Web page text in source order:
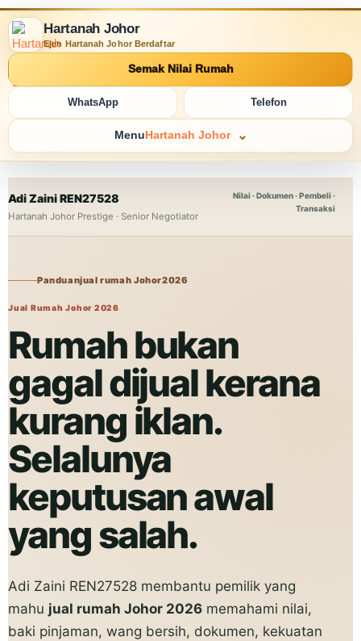
Hartanah Johor
Ejen Hartanah Johor Berdaftar
Semak Nilai Rumah
WhatsApp Telefon
Menu Hartanah Johor
Adi Zaini REN27528
Hartanah Johor Prestige · Senior Negotiator
Nilai · Dokumen · Pembeli ·
Transaksi
Panduanjual rumah Johor2026
Jual Rumah Johor 2026
Rumah bukan
gagal dijual kerana
kurang iklan.
Selalunya
keputusan awal
yang salah.
Adi Zaini REN27528 membantu pemilik yang
mahu jual rumah Johor 2026 memahami nilai,
baki pinjaman, wang bersih, dokumen, kekuatan